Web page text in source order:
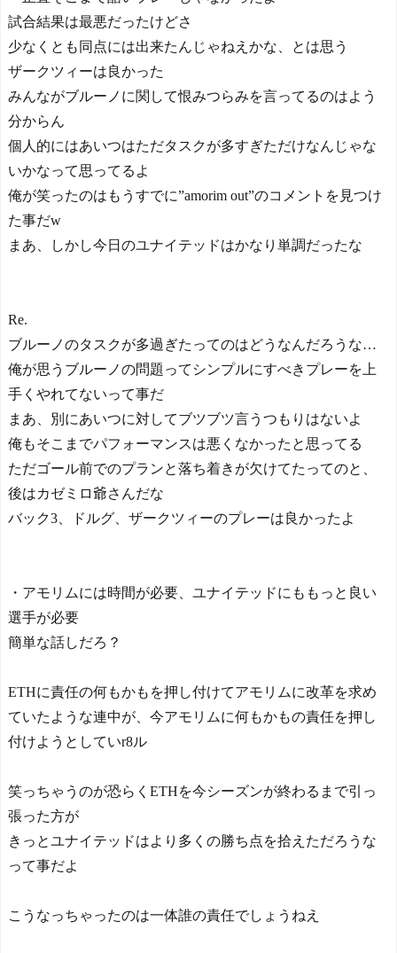
試合結果は最悪だったけどさ
少なくとも同点には出来たんじゃねえかな、とは思う
ザークツィーは良かった
みんながブルーノに関して恨みつらみを言ってるのはよう
分からん
個人的にはあいつはただタスクが多すぎただけなんじゃな
いかなって思ってるよ
俺が笑ったのはもうすでに”amorim out”のコメントを見つけ
た事だw
まあ、しかし今日のユナイテッドはかなり単調だったな
Re.
ブルーノのタスクが多過ぎたってのはどうなんだろうな…
俺が思うブルーノの問題ってシンプルにすべきプレーを上
手くやれてないって事だ
まあ、別にあいつに対してブツブツ言うつもりはないよ
俺もそこまでパフォーマンスは悪くなかったと思ってる
ただゴール前でのプランと落ち着きが欠けてたってのと、
後はカゼミロ爺さんだな
バック3、ドルグ、ザークツィーのプレーは良かったよ
・アモリムには時間が必要、ユナイテッドにももっと良い
選手が必要
簡単な話しだろ？
ETHに責任の何もかもを押し付けてアモリムに改革を求め
ていたような連中が、今アモリムに何もかもの責任を押し
付けようとしていr8ル
笑っちゃうのが恐らくETHを今シーズンが終わるまで引っ
張った方が
きっとユナイテッドはより多くの勝ち点を拾えただろうな
って事だよ
こうなっちゃったのは一体誰の責任でしょうねえ